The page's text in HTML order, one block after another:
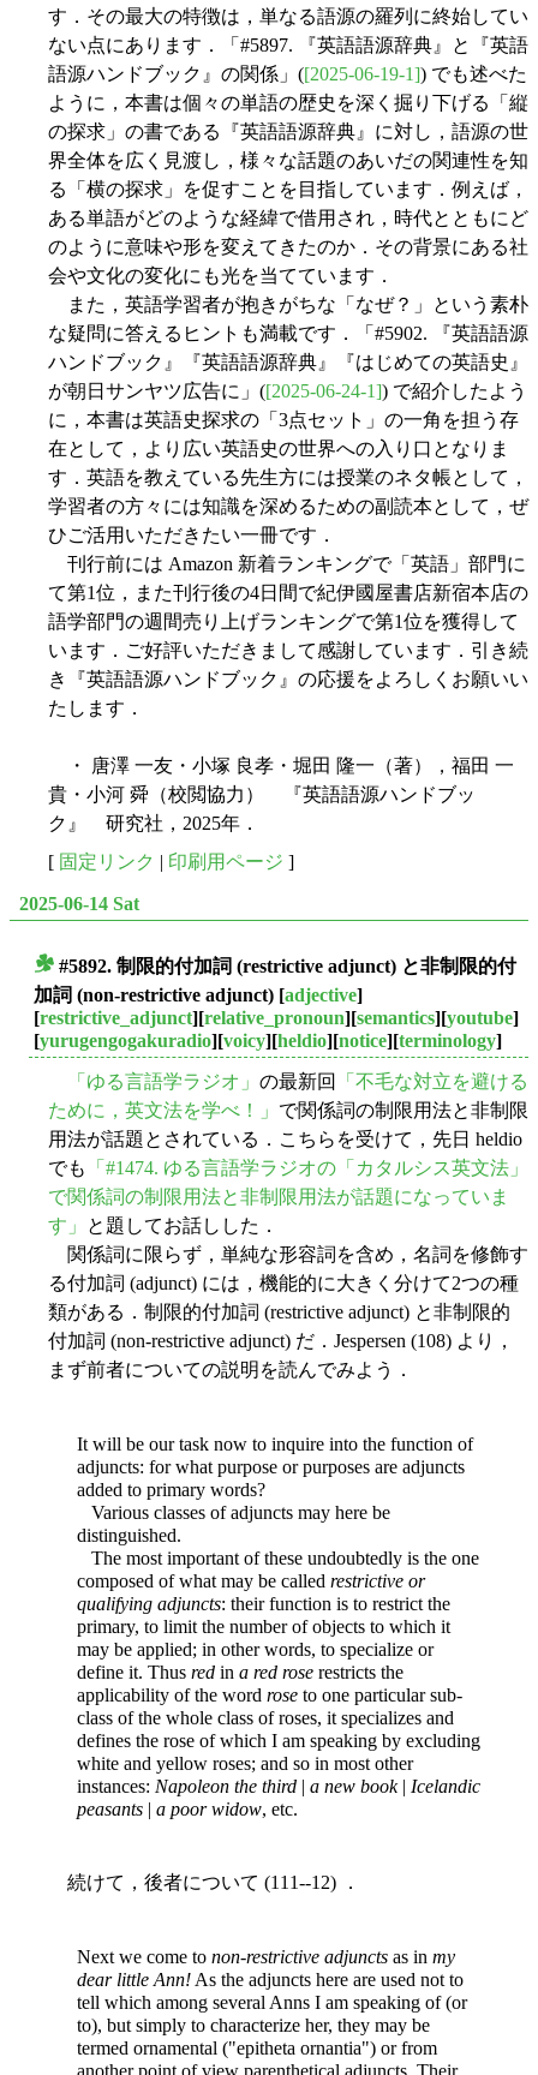
す．その最大の特徴は，単なる語源の羅列に終始してい
ない点にあります．「#5897. 『英語語源辞典』と『英語
語源ハンドブック』の関係」([2025-06-19-1]) でも述べた
ように，本書は個々の単語の歴史を深く掘り下げる「縦
の探求」の書である『英語語源辞典』に対し，語源の世
界全体を広く見渡し，様々な話題のあいだの関連性を知
る「横の探求」を促すことを目指しています．例えば，
ある単語がどのような経緯で借用され，時代とともにど
のように意味や形を変えてきたのか．その背景にある社
会や文化の変化にも光を当てています．
また，英語学習者が抱きがちな「なぜ？」という素朴
な疑問に答えるヒントも満載です．「#5902. 『英語語源
ハンドブック』『英語語源辞典』『はじめての英語史』
が朝日サンヤツ広告に」([2025-06-24-1]) で紹介したよう
に，本書は英語史探求の「3点セット」の一角を担う存
在として，より広い英語史の世界への入り口となりま
す．英語を教えている先生方には授業のネタ帳として，
学習者の方々には知識を深めるための副読本として，ぜ
ひご活用いただきたい一冊です．
刊行前には Amazon 新着ランキングで「英語」部門に
て第1位，また刊行後の4日間で紀伊國屋書店新宿本店の
語学部門の週間売り上げランキングで第1位を獲得して
います．ご好評いただきまして感謝しています．引き続
き『英語語源ハンドブック』の応援をよろしくお願いい
たします．
・ 唐澤 一友・小塚 良孝・堀田 隆一（著），福田 一
貴・小河 舜（校閲協力） 『英語語源ハンドブッ
ク』 研究社，2025年．
[ 固定リンク 印刷用ページ ]
2025-06-14 Sat
#5892. 制限的付加詞 (restrictive adjunct) と非制限的付
加詞 (non-restrictive adjunct) [adjective]
[restrictive_adjunct][relative_pronoun][semantics][youtube]
[yurugengogakuradio][voicy][heldio][notice][terminology]
「ゆる言語学ラジオ」 の最新回
「不毛な対立を避ける
ために，英文法を学べ！」 で関係詞の制限用法と非制限
用法が話題とされている．こちらを受けて，先日 heldio
でも
「#1474. ゆる言語学ラジオの「カタルシス英文法」
で関係詞の制限用法と非制限用法が話題になっていま
す」
と題してお話しした．
関係詞に限らず，単純な形容詞を含め，名詞を修飾す
る付加詞 (adjunct) には，機能的に大きく分けて2つの種
類がある．制限的付加詞 (restrictive adjunct) と非制限的
付加詞 (non-restrictive adjunct) だ．Jespersen (108) より，
まず前者についての説明を読んでみよう．
It will be our task now to inquire into the function of
adjuncts: for what purpose or purposes are adjuncts
added to primary words?
Various classes of adjuncts may here be
distinguished.
The most important of these undoubtedly is the one
composed of what may be called restrictive or
qualifying adjuncts: their function is to restrict the
primary, to limit the number of objects to which it
may be applied; in other words, to specialize or
define it. Thus red in a red rose restricts the
applicability of the word rose to one particular sub-
class of the whole class of roses, it specializes and
defines the rose of which I am speaking by excluding
white and yellow roses; and so in most other
instances: Napoleon the third | a new book| Icelandic
peasants | a poor widow, etc.
続けて，後者について (111--12) ．
Next we come to non-restrictive adjuncts as in my
dear little Ann! As the adjuncts here are used not to
tell which among several Anns I am speaking of (or
to), but simply to characterize her, they may be
termed ornamental ("epitheta ornantia") or from
another point of view parenthetical adjuncts. Their